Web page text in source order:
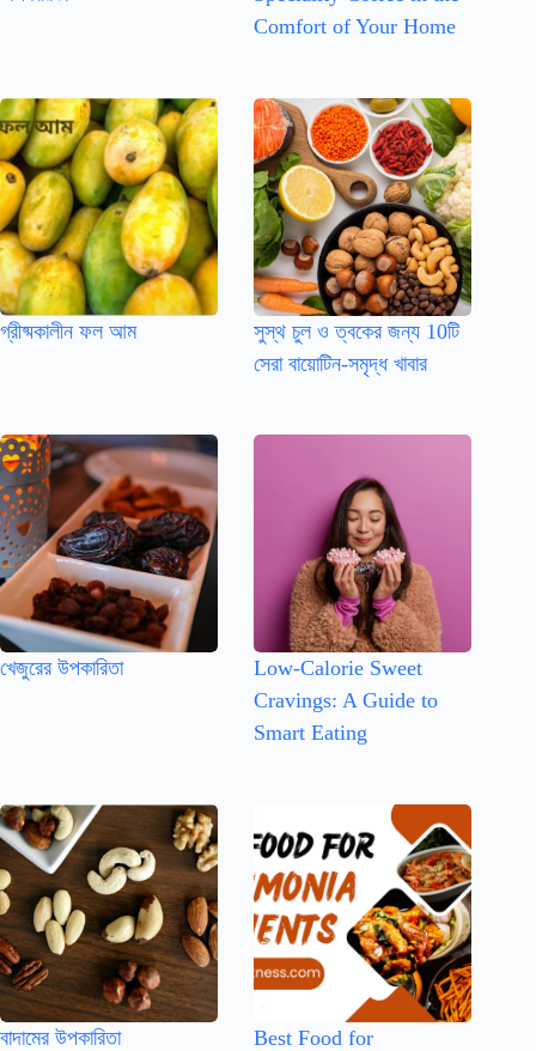
Comfort of Your Home
গ্রীষ্মকালীন ফল আম
সুস্থ চুল ও ত্বকের জন্য 10টি
সেরা বায়োটিন-সমৃদ্ধ খাবার
খেজুরের উপকারিতা
Low-Calorie Sweet
Cravings: A Guide to
Smart Eating
বাদামের উপকারিতা
Best Food for